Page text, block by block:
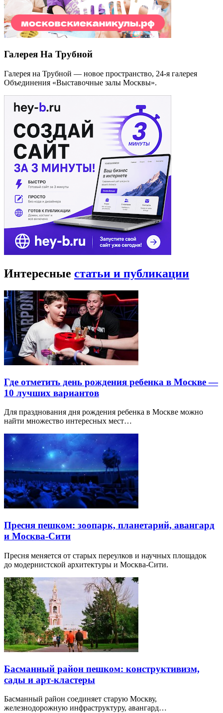
Галерея На Трубной
Галерея на Трубной — новое пространство, 24-я галерея
Объединения «Выставочные залы Москвы».
Интересные статьи и публикации
Где отметить день рождения ребенка в Москве —
10 лучших вариантов
Для празднования дня рождения ребенка в Москве можно
найти множество интересных мест…
Пресня пешком: зоопарк, планетарий, авангард
и Москва-Сити
Пресня меняется от старых переулков и научных площадок
до модернистской архитектуры и Москва-Сити.
Басманный район пешком: конструктивизм,
сады и арт-кластеры
Басманный район соединяет старую Москву,
железнодорожную инфраструктуру, авангард…